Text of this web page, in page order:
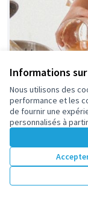
Informations
Nous utilisons des
performance et les
de fournir une
personnalisés à